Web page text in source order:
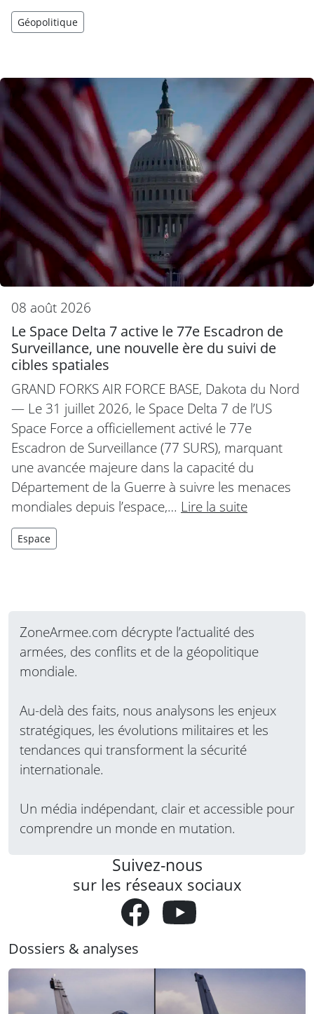
Géopolitique
08 août 2026
Le Space Delta 7 active le 77e Escadron de
Surveillance, une nouvelle ère du suivi de
cibles spatiales
GRAND FORKS AIR FORCE BASE, Dakota du Nord
— Le 31 juillet 2026, le Space Delta 7 de l’US
Space Force a officiellement activé le 77e
Escadron de Surveillance (77 SURS), marquant
une avancée majeure dans la capacité du
Département de la Guerre à suivre les menaces
mondiales depuis l’espace,… Lire la suite
Espace
ZoneArmee.com décrypte l’actualité des
armées, des conflits et de la géopolitique
mondiale.
Au-delà des faits, nous analysons les enjeux
stratégiques, les évolutions militaires et les
tendances qui transforment la sécurité
internationale.
Un média indépendant, clair et accessible pour
comprendre un monde en mutation.
Suivez-nous
sur les réseaux sociaux
Dossiers & analyses